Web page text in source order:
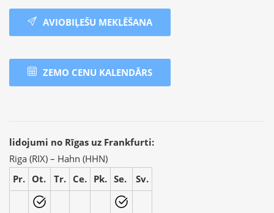
AVIOBIĻEŠU MEKLĒŠANA
ZEMO CENU KALENDĀRS
lidojumi no Rīgas uz Frankfurti:
Riga (RIX) – Hahn (HHN)
Pr. Ot. Tr. Ce. Pk. Se. Sv.